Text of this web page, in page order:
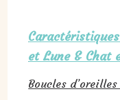
et Lune & Chat
Boucles